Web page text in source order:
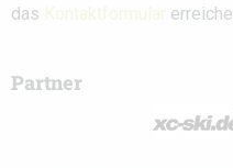
das Kontaktformular
Partner